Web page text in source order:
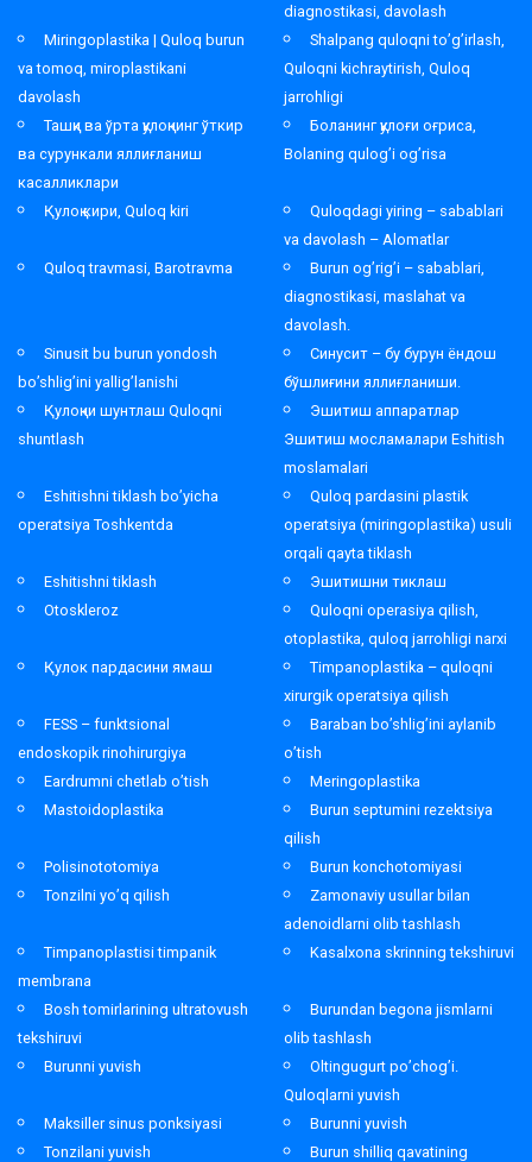
diagnostikasi, davolash
Miringoplastika | Quloq burun
va tomoq, miroplastikani
davolash
Shalpang quloqni to’g’irlash,
Quloqni kichraytirish, Quloq
jarrohligi
Ташқи ва ўрта қулоқнинг ўткир
ва сурункали яллиғланиш
касалликлари
Боланинг қулоғи оғриса,
Bolaning qulog’i og’risa
Қулоқ кири, Quloq kiri
Quloqdagi yiring – sabablari
va davolash – Alomatlar
Quloq travmasi, Barotravma
Burun og’rig’i – sabablari,
diagnostikasi, maslahat va
davolash.
Sinusit bu burun yondosh
bo’shlig’ini yallig’lanishi
Синусит – бу бурун ёндош
бўшлиғини яллиғланиши.
Қулоқни шунтлаш Quloqni
shuntlash
Эшитиш аппаратлар
Эшитиш мосламалари Eshitish
moslamalari
Eshitishni tiklash bo’yicha
operatsiya Toshkentda
Quloq pardasini plastik
operatsiya (miringoplastika) usuli
orqali qayta tiklash
Eshitishni tiklash
Эшитишни тиклаш
Otoskleroz
Quloqni operasiya qilish,
otoplastika, quloq jarrohligi narxi
Қулок пардасини ямаш
Timpanoplastika – quloqni
xirurgik operatsiya qilish
FESS – funktsional
endoskopik rinohirurgiya
Baraban bo’shlig’ini aylanib
o’tish
Eardrumni chetlab o’tish
Meringoplastika
Mastoidoplastika
Burun septumini rezektsiya
qilish
Polisinototomiya
Burun konchotomiyasi
Tonzilni yo’q qilish
Zamonaviy usullar bilan
adenoidlarni olib tashlash
Timpanoplastisi timpanik
membrana
Kasalxona skrinning tekshiruvi
Bosh tomirlarining ultratovush
tekshiruvi
Burundan begona jismlarni
olib tashlash
Burunni yuvish
Oltingugurt po’chog’i.
Quloqlarni yuvish
Maksiller sinus ponksiyasi
Burunni yuvish
Tonzilani yuvish
Burun shilliq qavatining